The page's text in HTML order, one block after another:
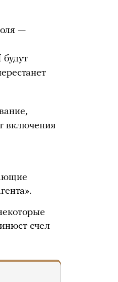
—
включения
счел